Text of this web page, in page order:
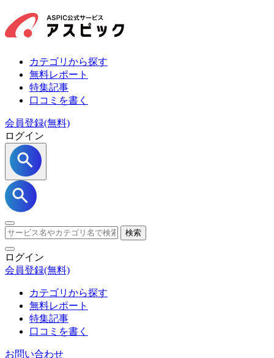
カテゴリから探す
無料レポート
特集記事
口コミを書く
会員登録(無料)
ログイン
検索
ログイン
会員登録(無料)
カテゴリから探す
無料レポート
特集記事
口コミを書く
お問い合わせ